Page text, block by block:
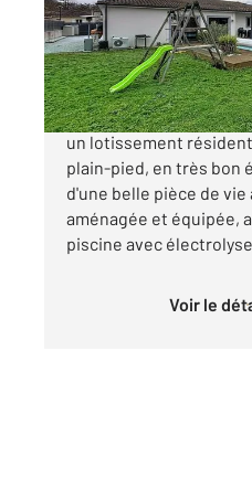
Maison à vendre
280
C A VENDRE sur la
un lotissement
plain-pied, en très bon
d'une belle pièce de vie
aménagée et équipée,
piscine avec
Voir le